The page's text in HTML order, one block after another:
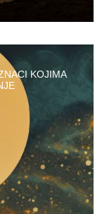
KOJIMA